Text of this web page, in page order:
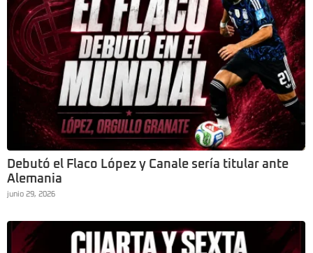
Debutó el Flaco López y Canale sería titular ante
Alemania
junio 29, 2026